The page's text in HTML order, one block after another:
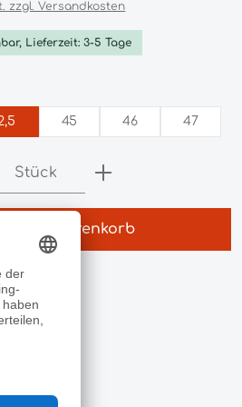
zzgl. Versandkosten
Lieferzeit: 3-5 Tage
45 46 47
Anzahl: Gib den
Stück
In den Warenkorb